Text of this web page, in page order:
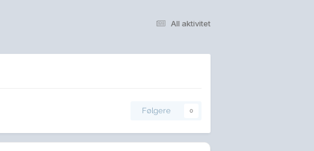
All aktivitet
Følgere 0